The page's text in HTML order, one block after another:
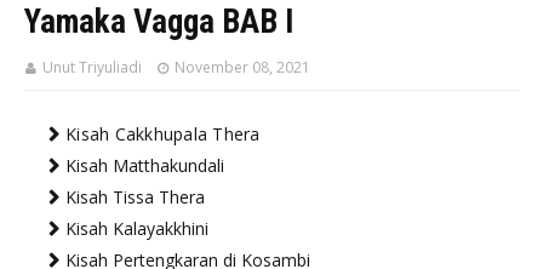
Yamaka Vagga BAB I
Unut Triyuliadi November 08, 2021
Kisah Cakkhupala Thera
Kisah Matthakundali
Kisah Tissa Thera
Kisah Kalayakkhini
Kisah Pertengkaran di Kosambi